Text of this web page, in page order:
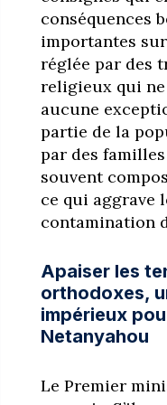
conséquences
importantes
réglée par des
religieux qui
aucune
partie de la
par des
souvent
ce qui aggrave
contamination
Apaiser les
orthodoxes,
impérieux
Netanyahou
Le Premier